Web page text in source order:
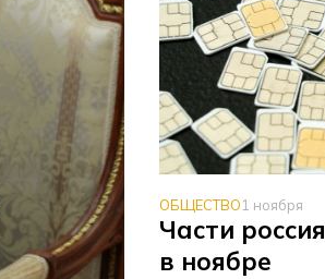
ОБЩЕСТВО1 ноября
Части
в ноябре